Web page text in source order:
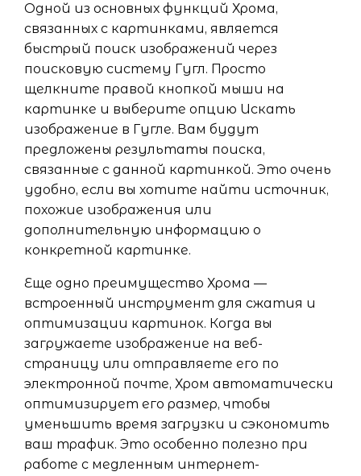
Одной из основных функций Хрома,
связанных с картинками, является
быстрый поиск изображений через
поисковую систему Гугл. Просто
щелкните правой кнопкой мыши на
картинке и выберите опцию Искать
изображение в Гугле. Вам будут
предложены результаты поиска,
связанные с данной картинкой. Это очень
удобно, если вы хотите найти источник,
похожие изображения или
дополнительную информацию о
конкретной картинке.
Еще одно преимущество Хрома —
встроенный инструмент для сжатия и
оптимизации картинок. Когда вы
загружаете изображение на веб-
страницу или отправляете его по
электронной почте, Хром автоматически
оптимизирует его размер, чтобы
уменьшить время загрузки и сэкономить
ваш трафик. Это особенно полезно при
работе с медленным интернет-